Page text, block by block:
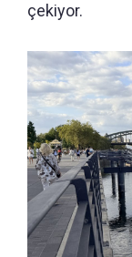
çekiyor.